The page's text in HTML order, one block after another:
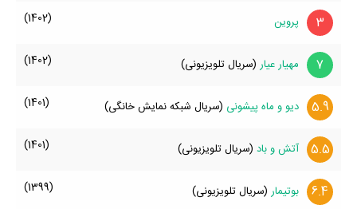
3 پروین (1402)
7 مهیار عیار (سریال تلویزیونی) (1402)
5.9 دیو و ماه پیشونی (سریال شبکه نمایش خانگی) (1401)
5.5 آتش و باد (سریال تلویزیونی) (1401)
6.4 بوتیمار (سریال تلویزیونی) (1399)